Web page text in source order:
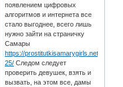
появлением цифровых
алгоритмов и интернета все
стало выгоднее, всего лишь
нужно зайти на страничку
Самары
https://prostitutkisamarygirls.net/
25/ Следом следует
проверить девушек, взять и
вызвать, на этом все, дамы